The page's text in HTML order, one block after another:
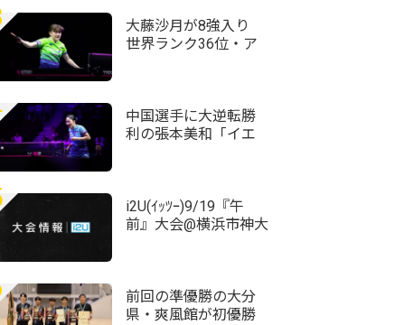
ードに
大藤沙月が8強入り
世界ランク36位・ア
中国選手に大逆転勝
利の張本美和「イエ
オンズ横浜2026＞
i2U(ｲｯﾂｰ)9/19『午
前』大会@横浜市神大
前回の準優勝の大分
県・爽風館が初優勝